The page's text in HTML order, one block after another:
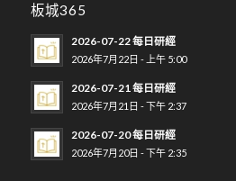
板城365
2026-07-22 每日研經
2026年7月22日 - 上午 5:00
2026-07-21 每日研經
2026年7月21日 - 下午 2:37
2026-07-20 每日研經
2026年7月20日 - 下午 2:35